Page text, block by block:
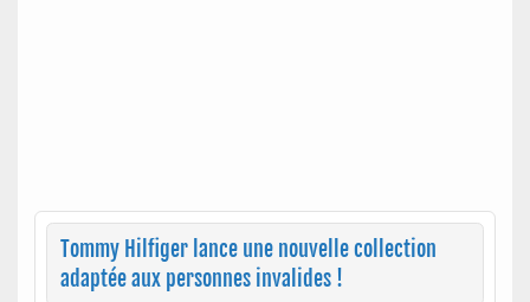
Tommy Hilfiger lance une nouvelle collection
adaptée aux personnes invalides !